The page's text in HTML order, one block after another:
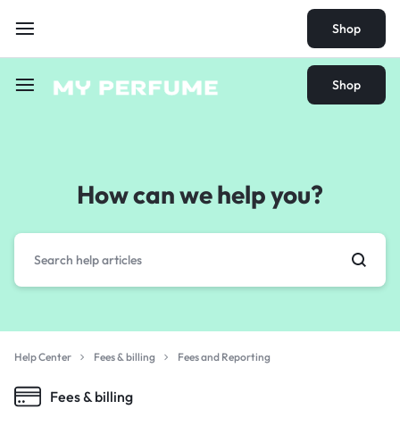
Shop
Shop
How can we help you?
Help Center Fees & billing Fees and Reporting
Fees & billing